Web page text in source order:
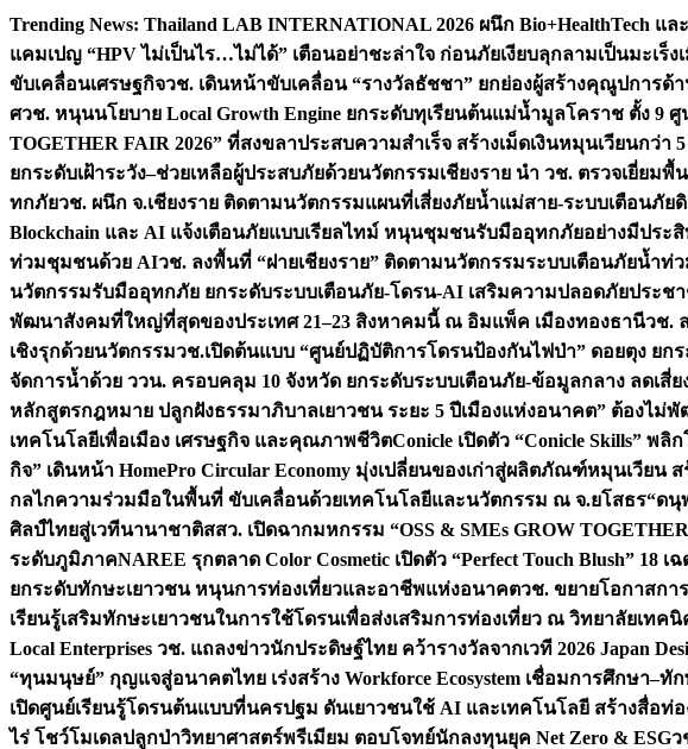
Skip
content
Trending News: Thailand LAB INTERNATIONAL 2026 ผนึก Bio+HealthTech
แคมเปญ “HPV ไม่เป็นไร…ไม่ได้” เตือนอย่าชะล่าใจ ก่อนภัยเงียบลุกลามเป็นมะเร็ง
ขับเคลื่อนเศรษฐกิจวช. เดินหน้าขับเคลื่อน “รางวัลธัชชา” ยกย่องผู้สร้างคุณูปการ
ศวช. หนุนนโยบาย Local Growth Engine ยกระดับทุเรียนต้นแม่น้ำมูลโคราช ตั้ง 9
TOGETHER FAIR 2026” ที่สงขลาประสบความสำเร็จ สร้างเม็ดเงินหมุนเวียนกว่
ยกระดับเฝ้าระวัง–ช่วยเหลือผู้ประสบภัยด้วยนวัตกรรมเชียงราย นำ วช. ตรวจเยี่ยม
ทกภัยวช. ผนึก จ.เชียงราย ติดตามนวัตกรรมแผนที่เสี่ยงภัยน้ำแม่สาย-ระบบเตือนภั
Blockchain และ AI แจ้งเตือนภัยแบบเรียลไทม์ หนุนชุมชนรับมืออุทกภัยอย่างมีประ
ท่วมชุมชนด้วย AIวช. ลงพื้นที่ “ฝายเชียงราย” ติดตามนวัตกรรมระบบเตือนภัยน้ำ
นวัตกรรมรับมืออุทกภัย ยกระดับระบบเตือนภัย-โดรน-AI เสริมความปลอดภัยประช
พัฒนาสังคมที่ใหญ่ที่สุดของประเทศ 21–23 สิงหาคมนี้ ณ อิมแพ็ค เมืองทองธานีวช.
เชิงรุกด้วยนวัตกรรมวช.เปิดต้นแบบ “ศูนย์ปฏิบัติการโดรนป้องกันไฟป่า” ดอยตุง ยก
จัดการน้ำด้วย ววน. ครอบคลุม 10 จังหวัด ยกระดับระบบเตือนภัย-ข้อมูลกลาง ลดเสี่
หลักสูตรกฎหมาย ปลูกฝังธรรมาภิบาลเยาวชน ระยะ 5 ปีเมืองแห่งอนาคต” ต้องไม่
เทคโนโลยีเพื่อเมือง เศรษฐกิจ และคุณภาพชีวิตConicle เปิดตัว “Conicle Skills” พ
กิจ” เดินหน้า HomePro Circular Economy มุ่งเปลี่ยนของเก่าสู่ผลิตภัณฑ์หมุนเวียน ส
กลไกความร่วมมือในพื้นที่ ขับเคลื่อนด้วยเทคโนโลยีและนวัตกรรม ณ จ.ยโสธร“ดนุ
ศิลป์ไทยสู่เวทีนานาชาติสสว. เปิดฉากมหกรรม “OSS & SMEs GROW
ระดับภูมิภาคNAREE รุกตลาด Color Cosmetic เปิดตัว “Perfect Touch Blush” 18
ยกระดับทักษะเยาวชน หนุนการท่องเที่ยวและอาชีพแห่งอนาคตวช. ขยายโอกาสกา
เรียนรู้เสริมทักษะเยาวชนในการใช้โดรนเพื่อส่งเสริมการท่องเที่ยว ณ วิทยาลัยเทค
Local Enterprises วช. แถลงข่าวนักประดิษฐ์ไทย คว้ารางวัลจากเวที 2026 Japan
“ทุนมนุษย์” กุญแจสู่อนาคตไทย เร่งสร้าง Workforce Ecosystem เชื่อมการศึกษา–ทั
เปิดศูนย์เรียนรู้โดรนต้นแบบที่นครปฐม ดันเยาวชนใช้ AI และเทคโนโลยี สร้างสื่อท่
ไร่ โชว์โมเดลปลูกป่าวิทยาศาสตร์พรีเมียม ตอบโจทย์นักลงทุนยุค Net Zero & ESGว